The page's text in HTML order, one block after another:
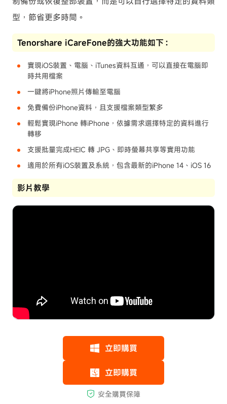
型，節省更多時間。
Tenorshare iCareFone的強大功能如下：
實現iOS裝置、電腦、iTunes資料互通，可以直接在電腦即
時共用檔案
一鍵將iPhone照片傳輸至電腦
免費備份iPhone資料，且支援檔案類型繁多
輕鬆實現iPhone 轉iPhone，依據需求選擇特定的資料進行
轉移
支援批量完成HEIC 轉 JPG、即時螢幕共享等實用功能
適用於所有iOS裝置及系統，包含最新的iPhone 14、iOS 16
影片教學